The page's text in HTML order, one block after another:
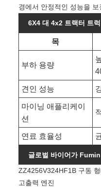
경에서 안정적인 성능을 보
6X4 대 4x2 트랙터 트
목
부하 용량
견인 성능
마이닝 애플리케이
션
연료 효율성
글로벌 바이어가
유는 무엇입니까?
ZZ4256V324HF1B 구동
고출력 엔진